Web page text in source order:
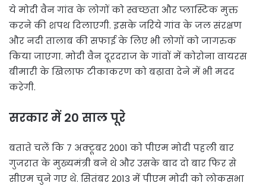
ये मोदी वैन गांव के लोगों को स्वच्छता और प्लास्टिक मुक्त
करने की शपथ दिलाएगी. इसके जरिये गांव के जल संरक्षण
और नदी तालाब की सफाई के लिए भी लोगों को जागरुक
किया जाएगा. मोदी वैन दूरदराज के गांवों में कोरोना वायरस
बीमारी के खिलाफ टीकाकरण को बढ़ावा देने में भी मदद
करेगी.
सरकार में 20 साल पूरे
बताते चलें कि 7 अक्टूबर 2001 को पीएम मोदी पहली बार
गुजरात के मुख्यमंत्री बने थे और उसके बाद दो बार फिर से
सीएम चुने गए थे. सितंबर 2013 में पीएम मोदी को लोकसभा